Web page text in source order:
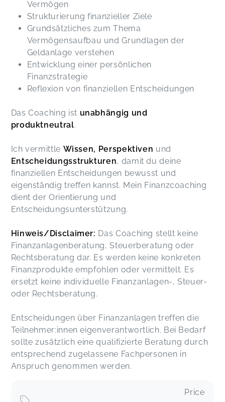
Vermögen
Strukturierung finanzieller Ziele
Grundsätzliches zum Thema
Vermögensaufbau und Grundlagen der
Geldanlage verstehen
Entwicklung einer persönlichen
Finanzstrategie
Reflexion von finanziellen Entscheidungen
Das Coaching ist unabhängig und
produktneutral.
Ich vermittle Wissen, Perspektiven und
Entscheidungsstrukturen, damit du deine
finanziellen Entscheidungen bewusst und
eigenständig treffen kannst. Mein Finanzcoaching
dient der Orientierung und
Entscheidungsunterstützung.
Hinweis/Disclaimer: Das Coaching stellt keine
Finanzanlagenberatung, Steuerberatung oder
Rechtsberatung dar. Es werden keine konkreten
Finanzprodukte empfohlen oder vermittelt. Es
ersetzt keine individuelle Finanzanlagen-, Steuer-
oder Rechtsberatung.
Entscheidungen über Finanzanlagen treffen die
Teilnehmer:innen eigenverantwortlich. Bei Bedarf
sollte zusätzlich eine qualifizierte Beratung durch
entsprechend zugelassene Fachpersonen in
Anspruch genommen werden.
Price